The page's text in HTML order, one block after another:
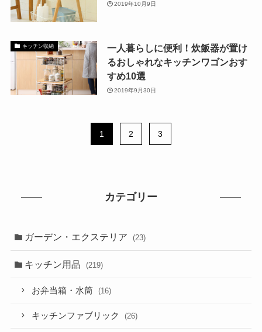
2019年10月9日
キッチン収納
一人暮らしに便利！炊飯器が置け
るおしゃれなキッチンワゴンおす
すめ10選
2019年9月30日
1 2 3
カテゴリー
ガーデン・エクステリア (23)
キッチン用品 (219)
お弁当箱・水筒 (16)
キッチンファブリック (26)